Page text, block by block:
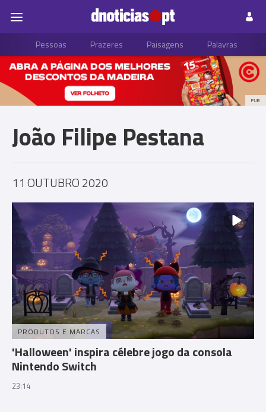
Pessoas Prazeres Paisagens Palavras
PUB
João Filipe Pestana
11 OUTUBRO 2020
PRODUTOS E MARCAS
'Halloween' inspira célebre jogo da consola
Nintendo Switch
23:14